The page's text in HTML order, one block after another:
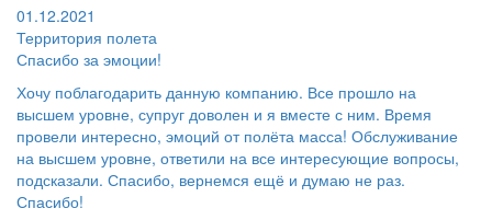
01.12.2021
Территория полета
Спасибо за эмоции!
Хочу поблагодарить данную компанию. Все прошло на
высшем уровне, супруг доволен и я вместе с ним. Время
провели интересно, эмоций от полёта масса! Обслуживание
на высшем уровне, ответили на все интересующие вопросы,
подсказали. Спасибо, вернемся ещё и думаю не раз.
Спасибо!